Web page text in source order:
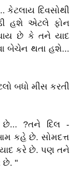
કેટલાય દિવસોથી
હશે એટલે ફોન
છે કે તને યાદ
બેચેન થતા હશે...
બધો મીસ કરતી
છે... ?તને દિલ -
કહે છે. સોમદત્ત
કરે છે. પણ તને
છે. "